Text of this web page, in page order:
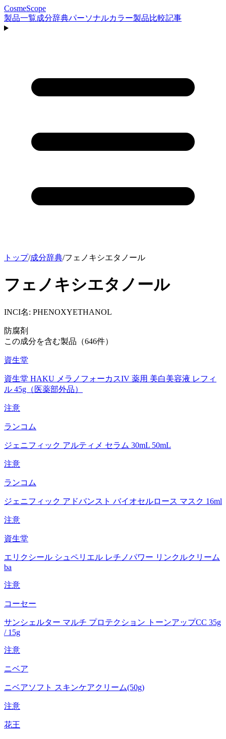
CosmeScope
製品一覧成分辞典パーソナルカラー製品比較記事
トップ/成分辞典/フェノキシエタノール
フェノキシエタノール
INCI名: PHENOXYETHANOL
防腐剤
この成分を含む製品（646件）
資生堂
資生堂 HAKU メラノフォーカスIV 薬用 美白美容液 レフィ
ル 45g（医薬部外品）
注意
ランコム
ジェニフィック アルティメ セラム 30mL 50mL
注意
ランコム
ジェニフィック アドバンスト バイオセルロース マスク 16ml
注意
資生堂
エリクシール シュペリエル レチノパワー リンクルクリーム
ba
注意
コーセー
サンシェルター マルチ プロテクション トーンアップCC 35g
/ 15g
注意
ニベア
ニベアソフト スキンケアクリーム(50g)
注意
花王